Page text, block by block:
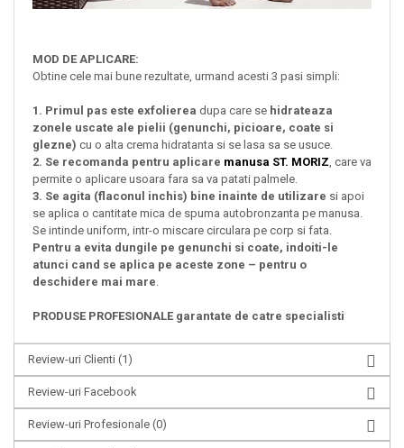
MOD DE APLICARE:
Obtine cele mai bune rezultate, urmand acesti 3 pasi simpli:
1. Primul pas este exfolierea dupa care se hidrateaza
zonele uscate ale pielii (genunchi, picioare, coate si
glezne) cu o alta crema hidratanta si se lasa sa se usuce.
2. Se recomanda pentru aplicare manusa ST. MORIZ , care va
permite o aplicare usoara fara sa va patati palmele.
3. Se agita (flaconul inchis) bine inainte de utilizare si apoi
se aplica o cantitate mica de spuma autobronzanta pe manusa.
Se intinde uniform, intr-o miscare circulara pe corp si fata.
Pentru a evita dungile pe genunchi si coate, indoiti-le
atunci cand se aplica pe aceste zone – pentru o
deschidere mai mare
PRODUSE PROFESIONALE garantate de catre specialisti
Review-uri Clienti (1)
Review-uri Facebook
Review-uri Profesionale (0)